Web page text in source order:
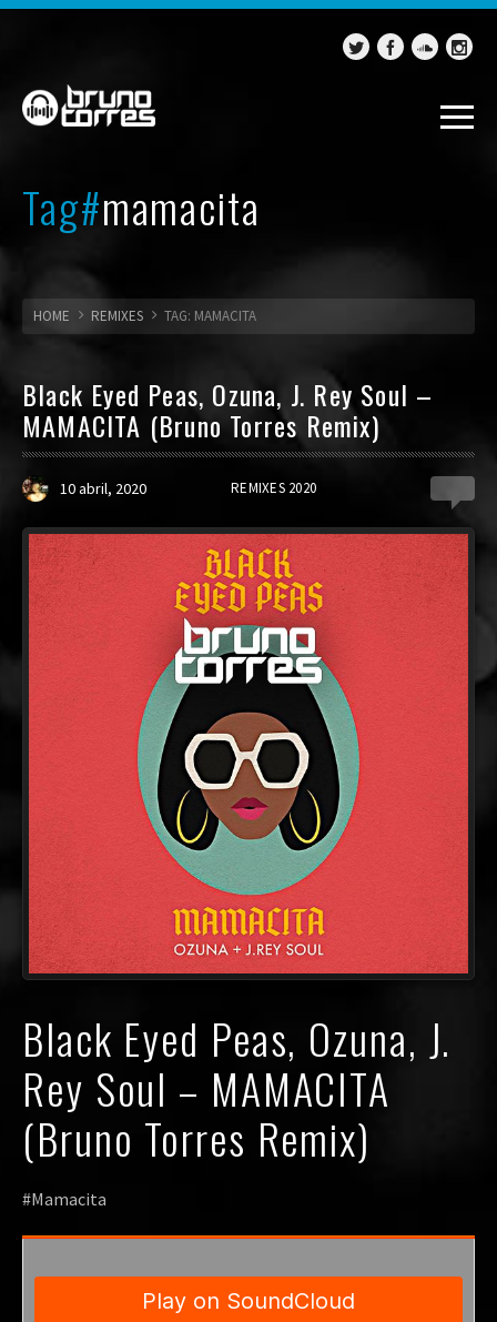
Tag#mamacita
HOME REMIXES TAG: MAMACITA
Black Eyed Peas, Ozuna, J. Rey Soul –
MAMACITA (Bruno Torres Remix)
10 abril, 2020 REMIXES 2020
Black Eyed Peas, Ozuna, J.
Rey Soul – MAMACITA
(Bruno Torres Remix)
#Mamacita